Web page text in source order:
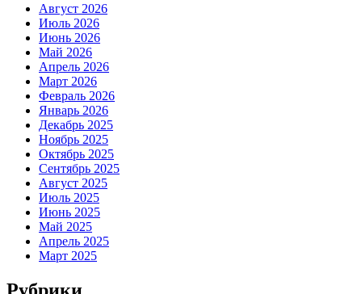
Август 2026
Июль 2026
Июнь 2026
Май 2026
Апрель 2026
Март 2026
Февраль 2026
Январь 2026
Декабрь 2025
Ноябрь 2025
Октябрь 2025
Сентябрь 2025
Август 2025
Июль 2025
Июнь 2025
Май 2025
Апрель 2025
Март 2025